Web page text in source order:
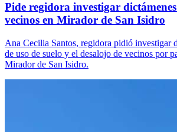
Pide regidora investigar
vecinos en Mirador de San Isidro
Ana Cecilia Santos, regidora pidió investigar
de uso de suelo y el desalojo de vecinos por
Mirador de San Isidro.